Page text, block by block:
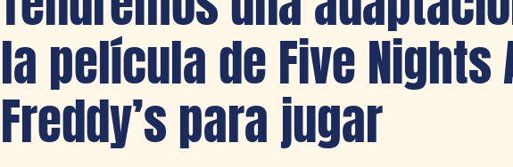
la película de Five Nights
Freddy’s para jugar